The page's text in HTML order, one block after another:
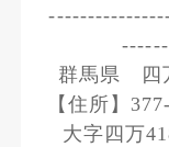
群馬県 四
【住所】
大字四万